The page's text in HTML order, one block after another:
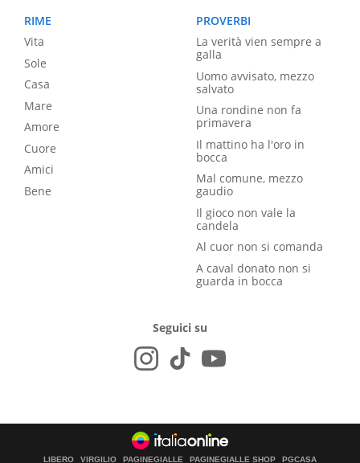
RIME
Vita
Sole
Casa
Mare
Amore
Cuore
Amici
Bene
PROVERBI
La verità vien sempre a
galla
Uomo avvisato, mezzo
salvato
Una rondine non fa
primavera
Il mattino ha l'oro in
bocca
Mal comune, mezzo
gaudio
Il gioco non vale la
candela
Al cuor non si comanda
A caval donato non si
guarda in bocca
Seguici su
LIBERO VIRGILIO PAGINEGIALLE PAGINEGIALLE SHOP PGCASA